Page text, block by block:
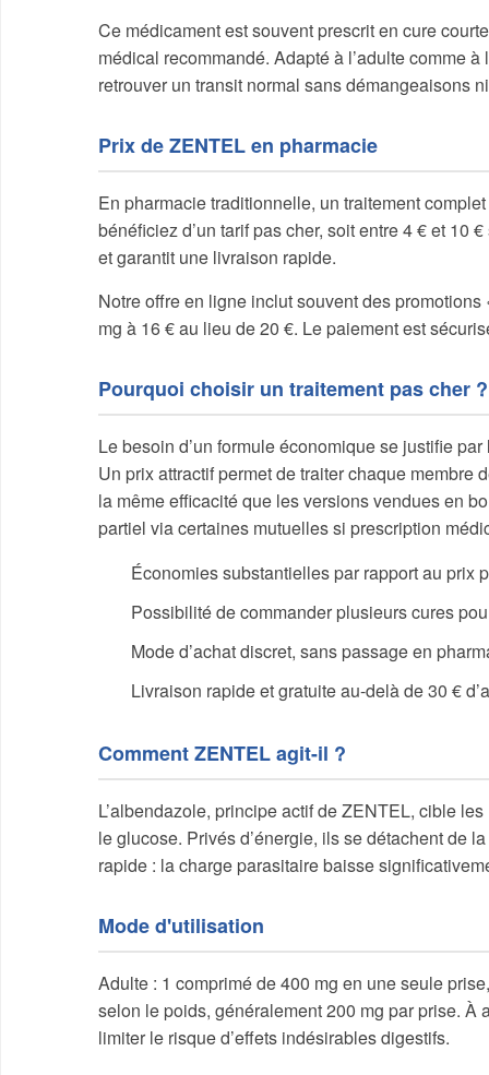
Ce médicament est souvent prescrit en cure
médical recommandé. Adapté à l’adulte comme
retrouver un transit normal sans démangeaisons
Prix de ZENTEL en pharmacie
En pharmacie traditionnelle, un traitement
bénéficiez d’un tarif pas cher, soit entre 4 € et 10
et garantit une livraison rapide.
Notre offre en ligne inclut souvent des
mg à 16 € au lieu de 20 €. Le paiement est
Pourquoi choisir un traitement pas cher ?
Le besoin d’un formule économique se justifie
Un prix attractif permet de traiter chaque
la même efficacité que les versions vendues en
partiel via certaines mutuelles si prescription
Économies substantielles par rapport au prix
Possibilité de commander plusieurs cures
Mode d’achat discret, sans passage en
Livraison rapide et gratuite au-delà de 30 €
Comment ZENTEL agit-il ?
L’albendazole, principe actif de ZENTEL, cible
le glucose. Privés d’énergie, ils se détachent de
rapide : la charge parasitaire baisse
Mode d'utilisation
Adulte : 1 comprimé de 400 mg en une seule
selon le poids, généralement 200 mg par prise. À
limiter le risque d’effets indésirables digestifs.